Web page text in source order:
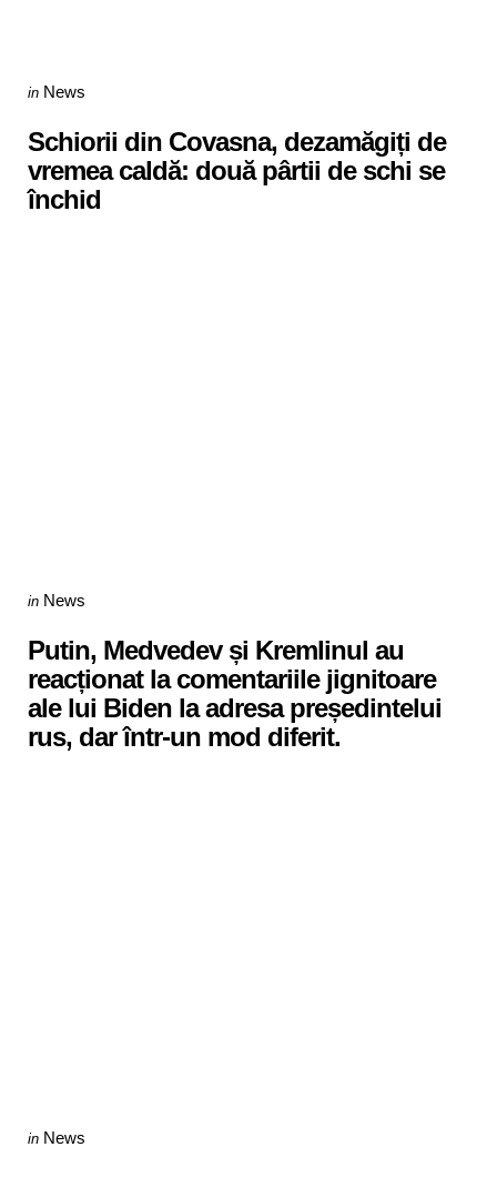
Categories
Posted
in News
Schiorii din Covasna, dezamăgiți de
vremea caldă: două pârtii de schi se
închid
Categories
Posted
in News
Putin, Medvedev și Kremlinul au
reacționat la comentariile jignitoare
ale lui Biden la adresa președintelui
rus, dar într-un mod diferit.
Categories
Posted
in News